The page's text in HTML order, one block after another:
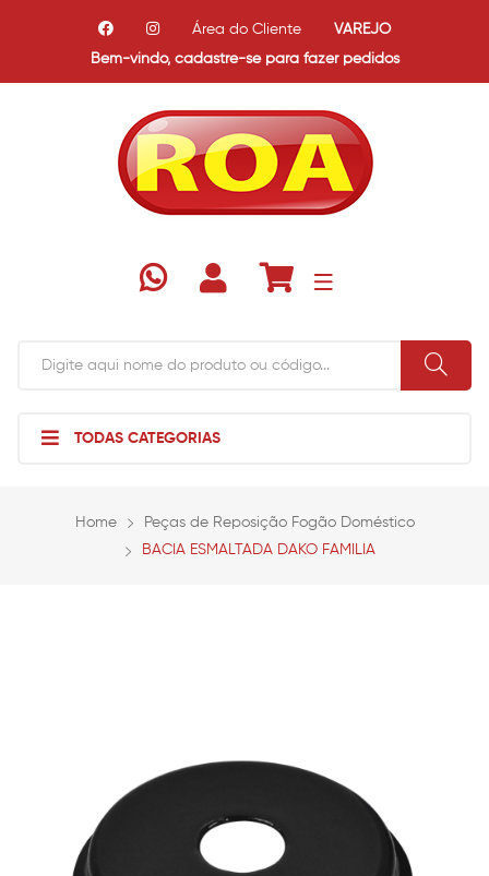
Bem-vindo, cadastre-se para fazer pedidos
Área do Cliente VAREJO
TODAS CATEGORIAS
Home
Peças de Reposição Fogão Doméstico
BACIA ESMALTADA DAKO FAMILIA